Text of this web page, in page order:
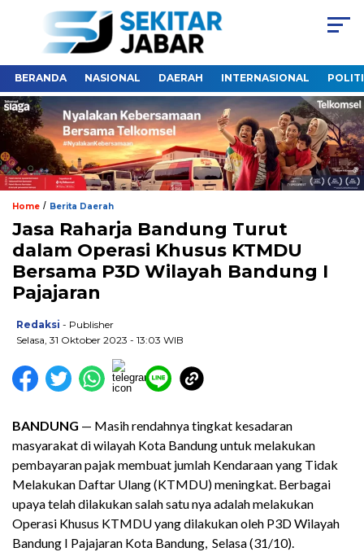
BERANDA NASIONAL DAERAH INTERNASIONAL
Home / Berita Daerah
Jasa Raharja Bandung Turut
dalam Operasi Khusus KTMDU
Bersama P3D Wilayah Bandung I
Pajajaran
Redaksi - Publisher
Selasa, 31 Oktober 2023 - 13:03 WIB
BANDUNG — Masih rendahnya tingkat kesadaran
masyarakat di wilayah Kota Bandung untuk melakukan
pembayaran pajak membuat jumlah Kendaraan yang Tidak
Melakukan Daftar Ulang (KTMDU) meningkat. Berbagai
upaya telah dilakukan salah satu nya adalah melakukan
Operasi Khusus KTMDU yang dilakukan oleh P3D Wilayah
Bandung I Pajajaran Kota Bandung, Selasa (31/10).